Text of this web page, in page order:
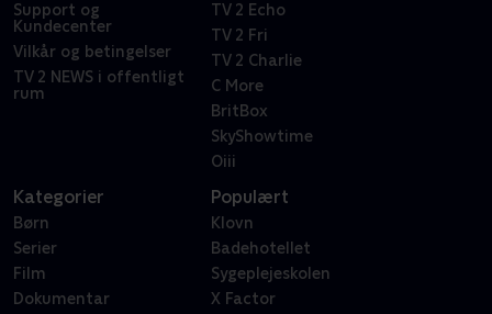
Support og
Kundecenter
Vilkår og betingelser
TV 2 NEWS i offentligt
rum
TV 2 Echo
TV 2 Fri
TV 2 Charlie
C More
BritBox
SkyShowtime
Oiii
Kategorier
Børn
Serier
Film
Dokumentar
Populært
Klovn
Badehotellet
Sygeplejeskolen
X Factor